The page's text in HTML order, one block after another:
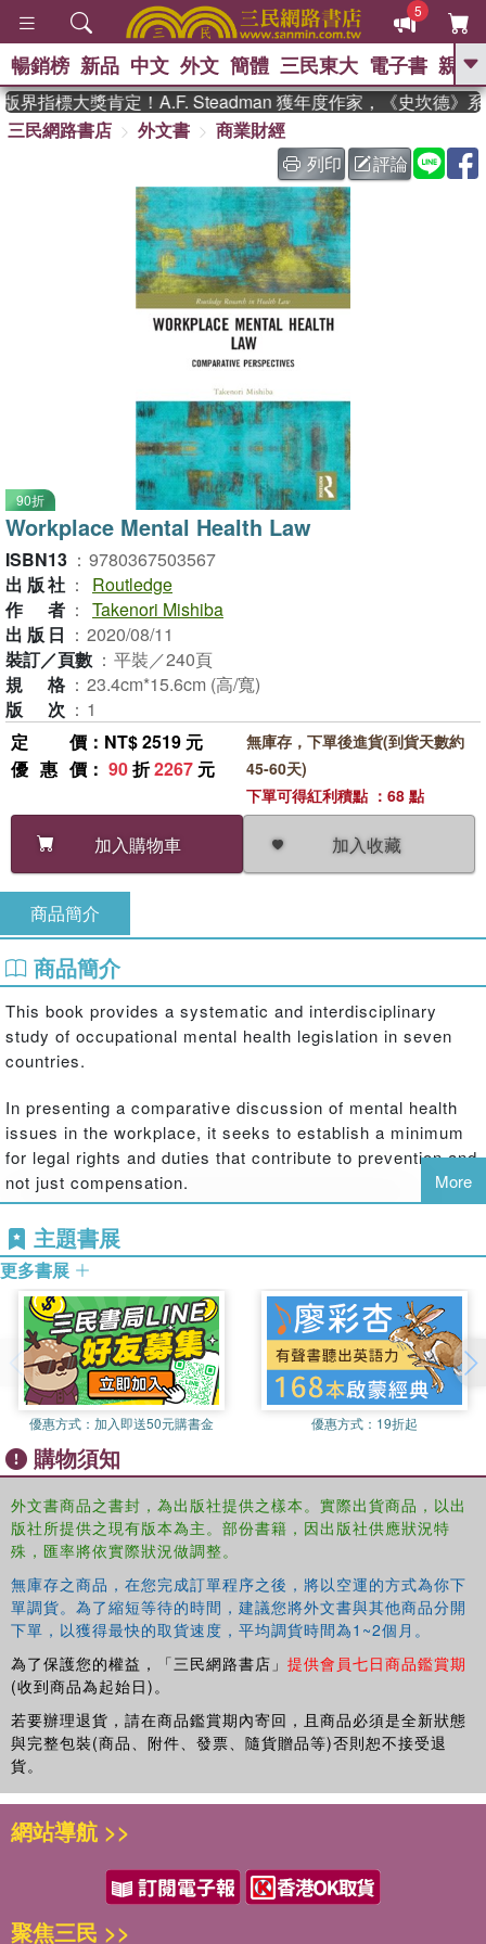
5
GO
熱搜： 東野圭吾
、 如果歷史是一群喵 、 暑期
國際布克獎 臺灣漫遊錄 、 方
念華 、 台灣的李登輝時代
孩：黎曼猜想 、 偉大的迷走神經
暢銷榜 新品 中文 外文 簡體 三民東大 電子書 親子
指標大獎肯定！A.F. Steadman 獲年度作家，《史坎德》系
三民網路書店
外文書
商業財經
列印
評論
90折
Workplace Mental Health Law
ISBN13 ： 9780367503567
出版社 ：
Routledge
作者 ： Takenori Mishiba
出版日 ： 2020/08/11
裝訂／頁數 ： 平裝／240頁
規格 ： 23.4cm*15.6cm (高/寬)
版次 ： 1
定價 ：NT$ 2519 元
優惠價 ： 90折2267 元
加入購物車 加入收藏
無庫存，下單後進貨(到貨天數約
45-60天)
下單可得紅利積點 ：68 點
商品簡介
商品簡介
This book provides a systematic and interdisciplinary
study of occupational mental health legislation in seven
countries.
In presenting a comparative discussion of mental health
issues in the workplace, it seeks to establish a minimum
for legal rights and duties that contribute to prevention and
not just compensation.
More
主題書展
更多書展
優惠方式： 加入即送50元購書金 優惠方式： 19折起
購物須知
外文書商品之書封，為出版社提供之樣本。實際出貨商品，以出
版社所提供之現有版本為主。部份書籍，因出版社供應狀況特
殊，匯率將依實際狀況做調整。
無庫存之商品，在您完成訂單程序之後，將以空運的方式為你下
單調貨。為了縮短等待的時間，建議您將外文書與其他商品分開
下單，以獲得最快的取貨速度，平均調貨時間為1~2個月。
為了保護您的權益，「三民網路書店」 提供會員七日商品鑑賞期
(收到商品為起始日)。
若要辦理退貨，請在商品鑑賞期內寄回，且商品必須是全新狀態
與完整包裝(商品、附件、發票、隨貨贈品等)否則恕不接受退
貨。
網站導航 >>
聚焦三民 >>